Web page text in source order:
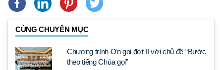
CÙNG CHUYÊN MỤC
Chương trình Ơn gọi đợt II với chủ đề “Bước
theo tiếng Chúa gọi”